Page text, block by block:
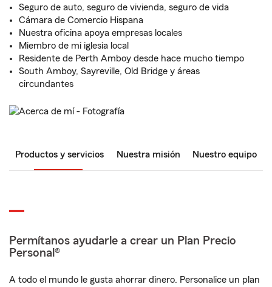
Seguro de auto, seguro de vivienda, seguro de vida
Cámara de Comercio Hispana
Nuestra oficina apoya empresas locales
Miembro de mi iglesia local
Residente de Perth Amboy desde hace mucho tiempo
South Amboy, Sayreville, Old Bridge y áreas
circundantes
Productos y servicios Nuestra misión Nuestro equipo
Permítanos ayudarle a crear un Plan Precio
Personal®
A todo el mundo le gusta ahorrar dinero. Personalice un plan